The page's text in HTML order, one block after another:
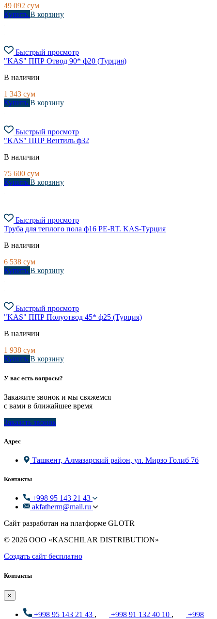
49 092 сум
Купить В корзину
Быстрый просмотр
"KAS" ППР Отвод 90* ф20 (Турция)
В наличии
1 343 сум
Купить В корзину
Быстрый просмотр
"KAS" ППР Вентиль ф32
В наличии
75 600 сум
Купить В корзину
Быстрый просмотр
Труба для теплого пола ф16 PE-RT. KAS-Турция
В наличии
6 538 сум
Купить В корзину
Быстрый просмотр
"KAS" ППР Полуотвод 45* ф25 (Турция)
В наличии
1 938 сум
Купить В корзину
У вас есть вопросы?
Закажите звонок и мы свяжемся
с вами в ближайшее время
Заказать звонок
Адрес
Ташкент, Алмазарский район, ул. Мирзо Голиб 7б
Контакты
+998 95 143 21 43
akfatherm@mail.ru
Сайт разработан на платформе GLOTR
© 2026 ООО «KASCHILAR DISTRIBUTION»
Создать cайт бесплатно
Контакты
×
+998 95 143 21 43 , +998 91 132 40 10 ,
+998